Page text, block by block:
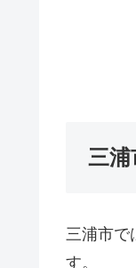
三浦
三浦市で
す。